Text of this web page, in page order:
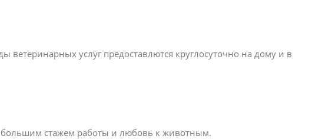
услуг предоставлются круглосуточно на дому и в
стажем работы и любовь к животным.